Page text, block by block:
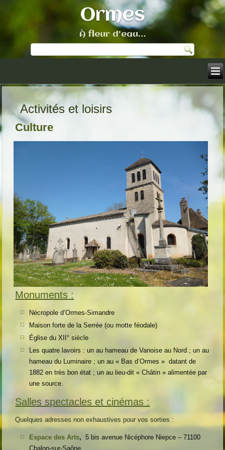
Ormes
À fleur d'eau…
Activités et loisirs
Culture
Monuments :
Nécropole d’Ormes-Simandre
Maison forte de la Serrée (ou motte féodale)
Église du XII° siècle
Les quatre lavoirs : un au hameau de Vanoise au Nord ; un au
hameau du Luminaire ; un au « Bas d’Ormes » datant de
1882 en très bon état ; un au lieu-dit « Châtin » alimentée par
une source.
Salles spectacles et cinémas :
Quelques adresses non exhaustives pour vos sorties :
Espace des Arts, 5 bis avenue Nicéphore Niepce – 71100
Chalon-sur-Saône